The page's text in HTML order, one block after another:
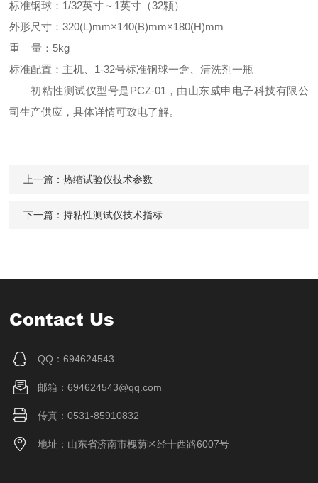
标准钢球：1/32英寸～1英寸（32颗）
外形尺寸：320(L)mm×140(B)mm×180(H)mm
重 量：5kg
标准配置：主机、1-32号标准钢球一盒、清洗剂一瓶
初粘性测试仪型号是PCZ-01，由山东威申电子科技有限公
司生产供应，具体详情可致电了解。
上一篇：热缩试验仪技术参数
下一篇：持粘性测试仪技术指标
Contact Us
QQ：694624543
邮箱：694624543@qq.com
传真：0531-85910832
地址：山东省济南市槐荫区经十西路6007号